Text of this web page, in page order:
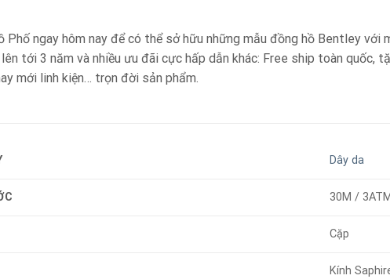
Phố ngay hôm nay để có thể sở hữu những mẫu đồng hồ Bentley với
lên tới 3 năm và nhiều ưu đãi cực hấp dẫn khác: Free ship toàn quốc,
mới linh kiện… trọn đời sản phẩm.
Dây da
30M / 3ATM
Cặp
Kính